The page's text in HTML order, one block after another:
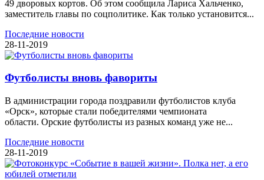
49 дворовых кортов. Об этом сообщила Лариса Хальченко,
заместитель главы по соцполитике. Как только установится...
Последние новости
28-11-2019
Футболисты вновь фавориты
В администрации города поздравили футболистов клуба
«Орск», которые стали победителями чемпионата
области. Орские футболисты из разных команд уже не...
Последние новости
28-11-2019